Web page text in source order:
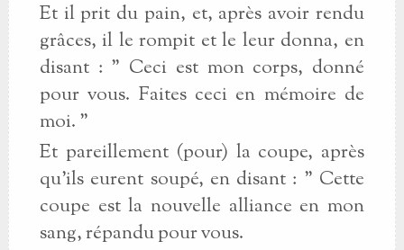
Et il prit du pain, et, après avoir rendu
grâces, il le rompit et le leur donna, en
disant : " Ceci est mon corps, donné
pour vous. Faites ceci en mémoire de
moi. "
Et pareillement (pour) la coupe, après
qu'ils eurent soupé, en disant : " Cette
coupe est la nouvelle alliance en mon
sang, répandu pour vous.